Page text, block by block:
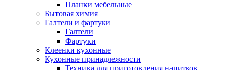
Планки мебельные
Бытовая химия
Галтели и фартуки
Галтели
Фартуки
Клеенки кухонные
Кухонные принадлежности
Техника для приготовления напитков